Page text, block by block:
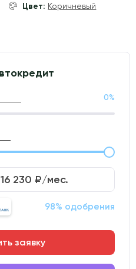
Цвет: Коричневый
0%
16 230 ₽/мес.
98% одобрения
заявку